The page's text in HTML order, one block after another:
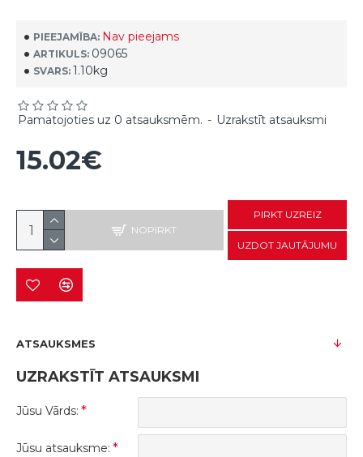
PIEEJAMĪBA: Nav pieejams
ARTIKULS: 09065
SVARS: 1.10kg
Pamatojoties uz 0 atsauksmēm. - Uzrakstīt atsauksmi
15.02€
NOPIRKT
PIRKT UZREIZ
UZDOT JAUTĀJUMU
ATSAUKSMES
UZRAKSTĪT ATSAUKSMI
Jūsu Vārds:
Jūsu atsauksme: